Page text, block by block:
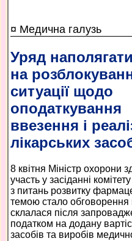
¤ Медична галузь
Уряд
на
ситуації щодо
оподаткування
ввезення і
лікарських
8 квітня Міністр охорони
участь у засіданні
з питань розвитку
темою стало обговорення
склалася після
податком на додану
засобів та виробів